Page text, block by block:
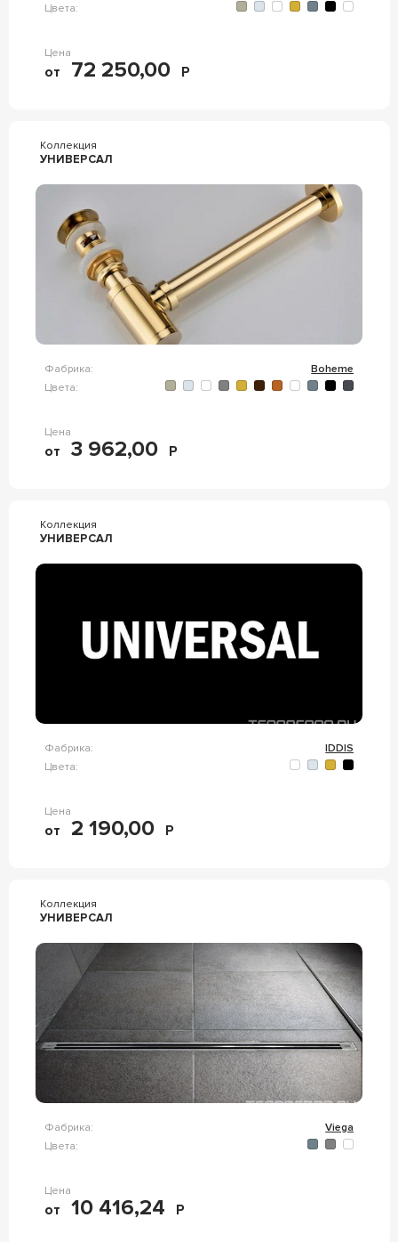
Цвета:
Цена
от 72 250,00 Р
Коллекция
УНИВЕРСАЛ
Фабрика:
Boheme
Цвета:
Цена
от 3 962,00 Р
Коллекция
УНИВЕРСАЛ
Фабрика:
IDDIS
Цвета:
Цена
от 2 190,00 Р
Коллекция
УНИВЕРСАЛ
Фабрика:
Viega
Цвета:
Цена
от 10 416,24 Р